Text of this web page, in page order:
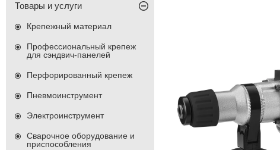
Товары и услуги
Крепежный материал
Профессиональный крепеж
для сэндвич-панелей
Перфорированный крепеж
Пневмоинструмент
Электроинструмент
Сварочное оборудование и
приспособления